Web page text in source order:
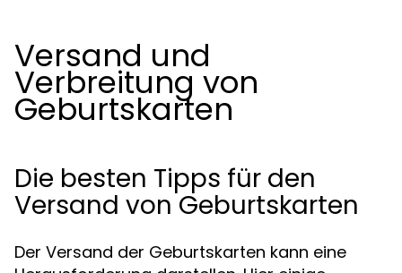
Versand und
Verbreitung von
Geburtskarten
Die besten Tipps für den
Versand von Geburtskarten
Der Versand der Geburtskarten kann eine